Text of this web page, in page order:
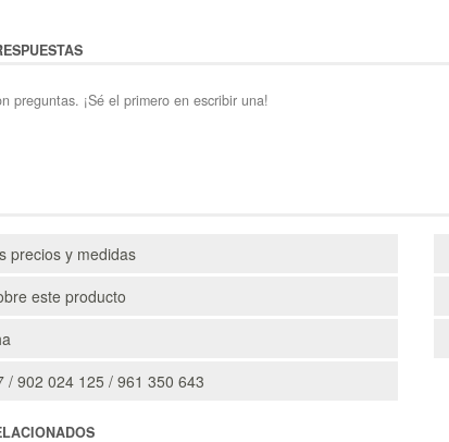
preguntas. ¡Sé el primero en escribir una!
precios y medidas
este producto
/ 902 024 125 / 961 350 643